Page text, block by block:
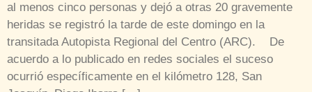
al menos cinco personas y dejó a otras 20 gravemente
heridas se registró la tarde de este domingo en la
transitada Autopista Regional del Centro (ARC). De
acuerdo a lo publicado en redes sociales el suceso
ocurrió específicamente en el kilómetro 128, San